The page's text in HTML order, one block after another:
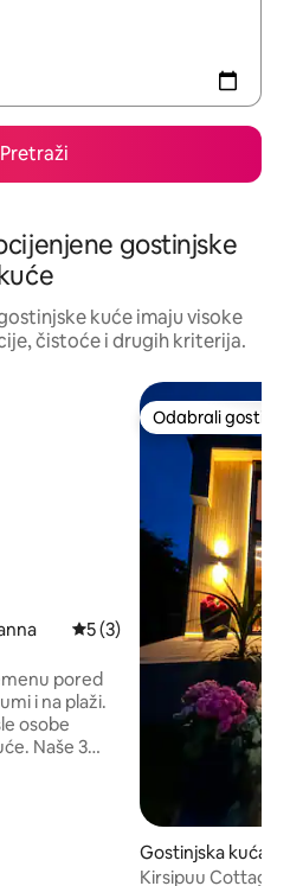
Pretraži
gostinjske
kuće imaju visoke
čistoće i drugih kriterija.
Prosječna ocjena: 5/5,
5 (3)
pored
i na plaži.
osobe
Naše 3
Odabrali gosti
Odabrali gosti
Gostinjska kuća –
Kirsipuu Cottage